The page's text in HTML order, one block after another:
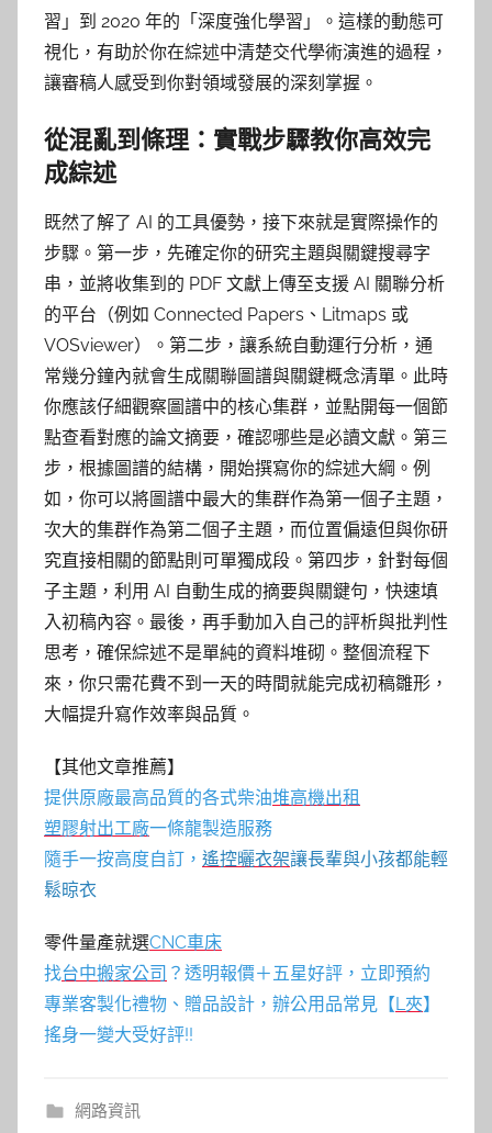
習」到 2020 年的「深度強化學習」。這樣的動態可
視化，有助於你在綜述中清楚交代學術演進的過程，
讓審稿人感受到你對領域發展的深刻掌握。
從混亂到條理：實戰步驟教你高效完
成綜述
既然了解了 AI 的工具優勢，接下來就是實際操作的
步驟。第一步，先確定你的研究主題與關鍵搜尋字
串，並將收集到的 PDF 文獻上傳至支援 AI 關聯分析
的平台（例如 Connected Papers、Litmaps 或
VOSviewer）。第二步，讓系統自動運行分析，通
常幾分鐘內就會生成關聯圖譜與關鍵概念清單。此時
你應該仔細觀察圖譜中的核心集群，並點開每一個節
點查看對應的論文摘要，確認哪些是必讀文獻。第三
步，根據圖譜的結構，開始撰寫你的綜述大綱。例
如，你可以將圖譜中最大的集群作為第一個子主題，
次大的集群作為第二個子主題，而位置偏遠但與你研
究直接相關的節點則可單獨成段。第四步，針對每個
子主題，利用 AI 自動生成的摘要與關鍵句，快速填
入初稿內容。最後，再手動加入自己的評析與批判性
思考，確保綜述不是單純的資料堆砌。整個流程下
來，你只需花費不到一天的時間就能完成初稿雛形，
大幅提升寫作效率與品質。
【其他文章推薦】
提供原廠最高品質的各式柴油堆高機出租
塑膠射出工廠一條龍製造服務
隨手一按高度自訂， 遙控曬衣架讓長輩與小孩都能輕
鬆晾衣
零件量產就選CNC車床
找台中搬家公司 ？透明報價＋五星好評，立即預約
專業客製化禮物、贈品設計，辦公用品常見【L夾】
搖身一變大受好評!!
網路資訊